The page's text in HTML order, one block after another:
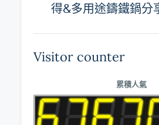
得&多用途鑄鐵鍋分
Visitor counter
累積人氣